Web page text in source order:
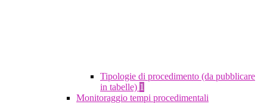
Tipologie di procedimento (da pubblicare
in tabelle) 1
Monitoraggio tempi procedimentali